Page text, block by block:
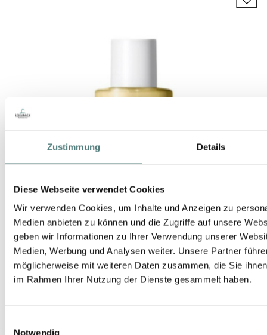
Zustimmung Details
Diese Webseite verwendet Cookies
Wir verwenden Cookies, um Inhalte und Anzeigen zu
Medien anbieten zu können und die Zugriffe auf unsere
geben wir Informationen zu Ihrer Verwendung unserer
Medien, Werbung und Analysen weiter. Unsere Partner
möglicherweise mit weiteren Daten zusammen, die Sie
im Rahmen Ihrer Nutzung der Dienste gesammelt haben.
Notwendig